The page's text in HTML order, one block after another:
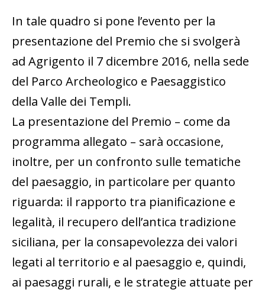
In tale quadro si pone l’evento per la
presentazione del Premio che si svolgerà
ad Agrigento il 7 dicembre 2016, nella sede
del Parco Archeologico e Paesaggistico
della Valle dei Templi.
La presentazione del Premio – come da
programma allegato – sarà occasione,
inoltre, per un confronto sulle tematiche
del paesaggio, in particolare per quanto
riguarda: il rapporto tra pianificazione e
legalità, il recupero dell’antica tradizione
siciliana, per la consapevolezza dei valori
legati al territorio e al paesaggio e, quindi,
ai paesaggi rurali, e le strategie attuate per